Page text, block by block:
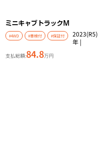
ミニキャブトラック M
#4WD #車検付 #保証付
2023(R5)
年 |
支払総額:84.8万円